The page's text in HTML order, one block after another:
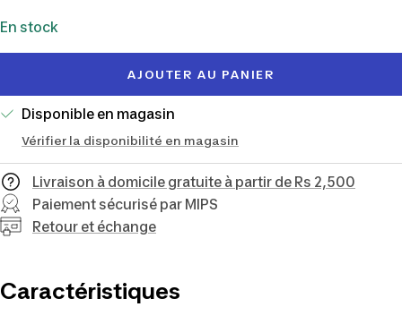
vente
En stock
AJOUTER AU PANIER
Disponible en magasin
Vérifier la disponibilité en magasin
Livraison à domicile gratuite à partir de Rs 2,500
Paiement sécurisé par MIPS
Retour et échange
Caractéristiques